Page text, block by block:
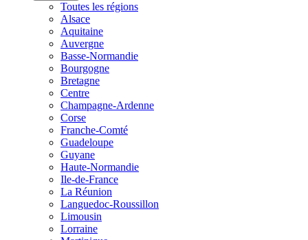
Toutes les régions
Alsace
Aquitaine
Auvergne
Basse-Normandie
Bourgogne
Bretagne
Centre
Champagne-Ardenne
Corse
Franche-Comté
Guadeloupe
Guyane
Haute-Normandie
Ile-de-France
La Réunion
Languedoc-Roussillon
Limousin
Lorraine